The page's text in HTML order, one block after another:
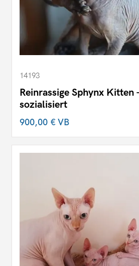
14193
Reinrassige Sphynx Kitten
sozialisiert
900,00 €VB